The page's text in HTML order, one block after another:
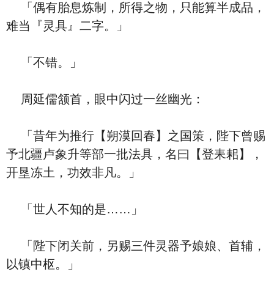
「偶有胎息炼制，所得之物，只能算半成品，
难当『灵具』二字。」
「不错。」
周延儒颔首，眼中闪过一丝幽光：
「昔年为推行【朔漠回春】之国策，陛下曾赐
予北疆卢象升等部一批法具，名曰【登耒耜】，
开垦冻土，功效非凡。」
「世人不知的是……」
「陛下闭关前，另赐三件灵器予娘娘、首辅，
以镇中枢。」